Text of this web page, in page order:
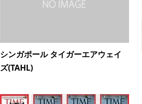
シンガポール タイガーエアウェイ
ズ(TAHL)